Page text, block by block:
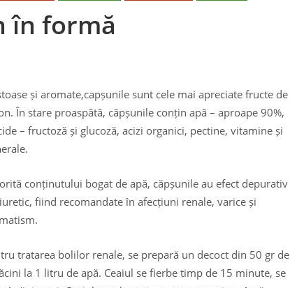
în formă
și aromate,capșunile sunt cele mai apreciate fructe de
În stare proaspătă, căpșunile conțin apă – aproape 90%,
– fructoză și glucoză, acizi organici, pectine, vitamine și
conținutului bogat de apă, căpșunile au efect depurativ
fiind recomandate în afecțiuni renale, varice și
tratarea bolilor renale, se prepară un decoct din 50 gr de
la 1 litru de apă. Ceaiul se fierbe timp de 15 minute, se